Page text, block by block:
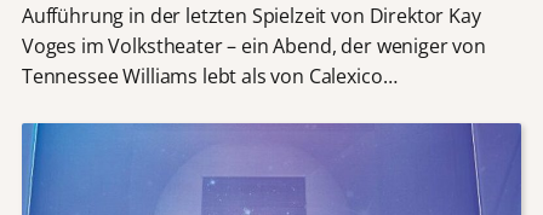
Aufführung in der letzten Spielzeit von Direktor Kay
Voges im Volkstheater – ein Abend, der weniger von
Tennessee Williams lebt als von Calexico…